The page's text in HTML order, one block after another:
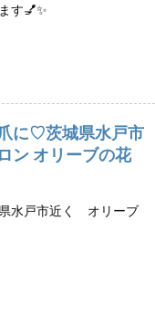
す💅✨
に♡茨城県水戸市
ン オリーブの花
水戸市近く オリーブ